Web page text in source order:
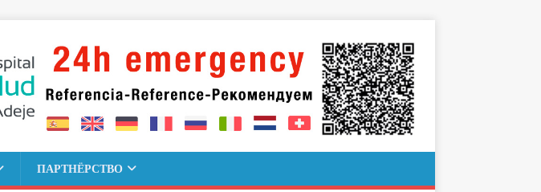
ПАРТНЁРСТВО